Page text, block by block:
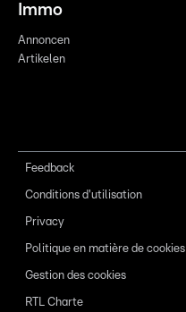
Immo
Annoncen
Artikelen
Feedback
Conditions d'utilisation
Privacy
Politique en matière de cookies
Gestion des cookies
RTL Charte